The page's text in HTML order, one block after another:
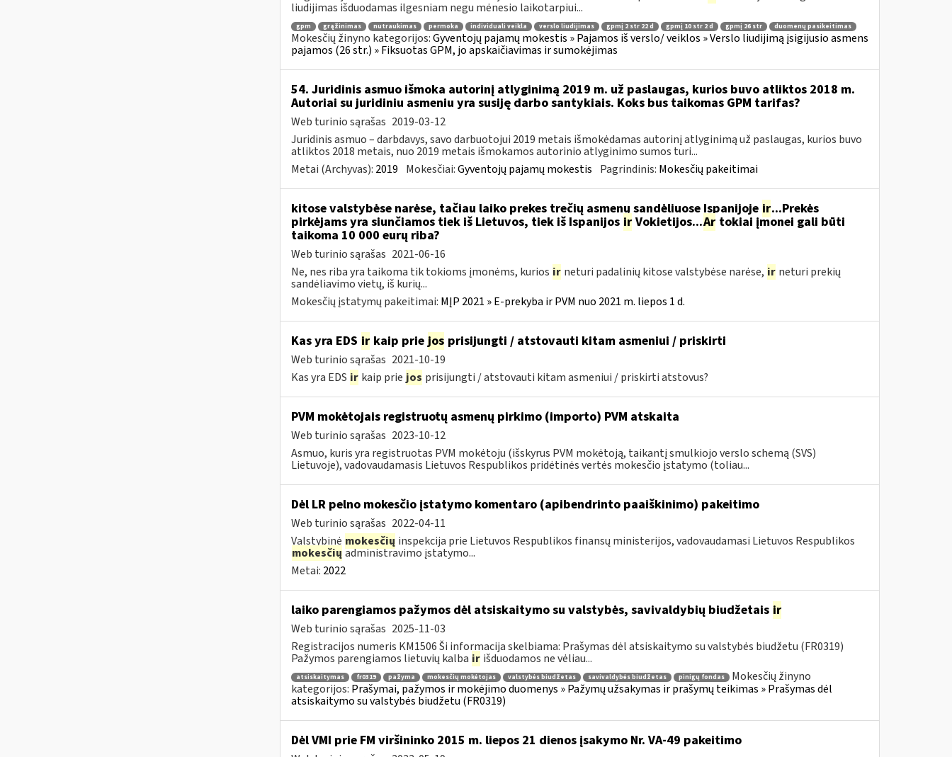
liudijimas išduodamas ilgesniam negu mėnesio laikotarpiui...
gpm grąžinimas nutraukimas permoka individuali veikla verslo liudijimas gpmį 2 str 22 d gpmį 10 str 2 d gpmį 26 str duomenų pasikeitimas
Mokesčių žinyno kategorijos:Gyventojų pajamų mokestis » Pajamos iš verslo/ veiklos » Verslo liudijimą įsigijusio asmens
pajamos (26 str.) » Fiksuotas GPM, jo apskaičiavimas ir sumokėjimas
54. Juridinis asmuo išmoka autorinį atlyginimą 2019 m. už paslaugas, kurios buvo atliktos 2018 m.
Autoriai su juridiniu asmeniu yra susiję darbo santykiais. Koks bus taikomas GPM tarifas?
Web turinio sąrašas 2019-03-12
Juridinis asmuo – darbdavys, savo darbuotojui 2019 metais išmokėdamas autorinį atlyginimą už paslaugas, kurios buvo
atliktos 2018 metais, nuo 2019 metais išmokamos autorinio atlyginimo sumos turi...
Metai (Archyvas): 2019 Mokesčiai:Gyventojų pajamų mokestis Pagrindinis: Mokesčių pakeitimai
kitose valstybėse narėse, tačiau laiko prekes trečių asmenų sandėliuose Ispanijoje ir...Prekės
pirkėjams yra siunčiamos tiek iš Lietuvos, tiek iš Ispanijos irVokietijos...Artokiai įmonei gali būti
taikoma 10 000 eurų riba?
Web turinio sąrašas 2021-06-16
Ne, nes riba yra taikoma tik tokioms įmonėms, kurios ir neturi padalinių kitose valstybėse narėse, ir neturi prekių
sandėliavimo vietų, iš kurių...
Mokesčių įstatymų pakeitimai: MĮP 2021 » E-prekyba ir PVM nuo 2021 m. liepos 1 d.
Kas yra EDS irkaip priejos prisijungti / atstovauti kitam asmeniui / priskirti
Web turinio sąrašas 2021-10-19
Kas yra EDS ir kaip prie jos prisijungti / atstovauti kitam asmeniui / priskirti atstovus?
PVM mokėtojais registruotų asmenų pirkimo (importo) PVM atskaita
Web turinio sąrašas 2023-10-12
Asmuo, kuris yra registruotas PVM mokėtoju (išskyrus PVM mokėtoją, taikantį smulkiojo verslo schemą (SVS)
Lietuvoje), vadovaudamasis Lietuvos Respublikos pridėtinės vertės mokesčio įstatymo (toliau...
Dėl LR pelno mokesčio įstatymo komentaro (apibendrinto paaiškinimo) pakeitimo
Web turinio sąrašas 2022-04-11
Valstybinė mokesčių inspekcija prie Lietuvos Respublikos finansų ministerijos, vadovaudamasi Lietuvos Respublikos
mokesčių administravimo įstatymo...
Metai: 2022
laiko parengiamos pažymos dėl atsiskaitymo su valstybės, savivaldybių biudžetais ir
Web turinio sąrašas 2025-11-03
Registracijos numeris KM1506 Ši informacija skelbiama: Prašymas dėl atsiskaitymo su valstybės biudžetu (FR0319)
Pažymos parengiamos lietuvių kalba ir išduodamos ne vėliau...
atsiskaitymas fr0319 pažyma mokesčių mokėtojas valstybės biudžetas savivaldybės biudžetas pinigų fondas
Mokesčių žinyno
kategorijos: Prašymai, pažymos ir mokėjimo duomenys » Pažymų užsakymas ir prašymų teikimas » Prašymas dėl
atsiskaitymo su valstybės biudžetu (FR0319)
Dėl VMI prie FM viršininko 2015 m. liepos 21 dienos įsakymo Nr. VA-49 pakeitimo